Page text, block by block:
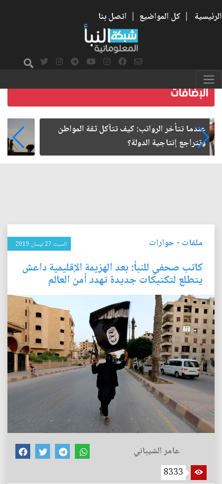
الرئيسية | كل المواضيع | اتصل بنا
صمت الطريق بعد الأربعين
ملفات - حوارات السبت 27 نيسان 2019
كاتب صحفي للنبأ: بعد الهزيمة الإقليمية داعش
يتطلع لتكتيكات جديدة تهدد أمن العالم
عامر الشيباني
8333